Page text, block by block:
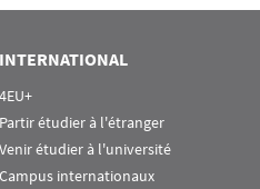
INTERNATIONAL
4EU+
Partir étudier à l'étranger
Venir étudier à l'université
Campus internationaux